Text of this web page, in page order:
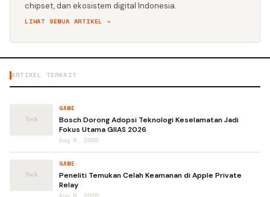
chipset, dan ekosistem digital Indonesia.
LIHAT SEMUA ARTIKEL →
ARTIKEL TERKAIT
GAME
Bosch Dorong Adopsi Teknologi Keselamatan Jadi
Fokus Utama GIIAS 2026
Aug 6, 2026
GAME
Peneliti Temukan Celah Keamanan di Apple Private
Relay